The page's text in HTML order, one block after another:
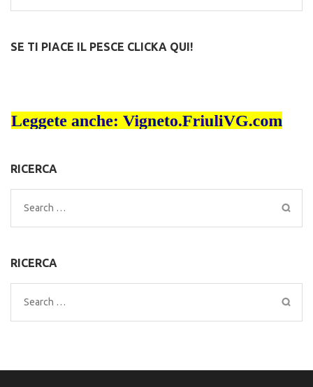
for:
SE TI PIACE IL PESCE CLICKA QUI!
RICERCA
Search
for:
RICERCA
Search
for: